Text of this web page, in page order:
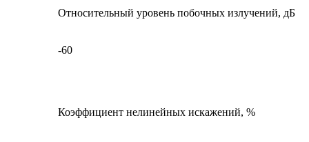
Относительный уровень побочных излучений, дБ
-60
Коэффициент нелинейных искажений, %